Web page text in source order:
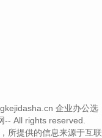
企业办公选
-- All rights reserved.
所提供的信息来源于互联